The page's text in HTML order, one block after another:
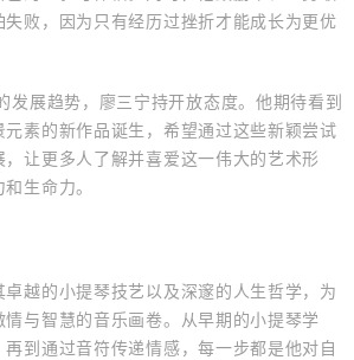
败，因为只有经历过挫折才能成长为更优
发展趋势，廖三宁持开放态度。他期待看到
元素的新作品诞生，希望通过这些新颖尝试
让更多人了解并喜爱这一伟大的艺术形
生命力。
越的小提琴技艺以及深邃的人生哲学，为
与智慧的音乐画卷。从早期的小提琴学
到通过音符传递情感，每一步都是他对自